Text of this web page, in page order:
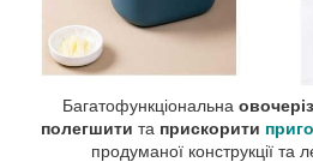
Багатофункціональна
полегшити та прискорити
продуманої конструкції та